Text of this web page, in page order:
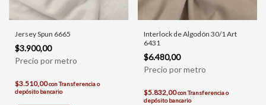
Jersey Spun 6665
$3.900,00
$3.510,00conTransferencia o
depósito bancario
Interlock de Algodón 30/1 Art
6431
$6.480,00
$5.832,00conTransferencia o
depósito bancario